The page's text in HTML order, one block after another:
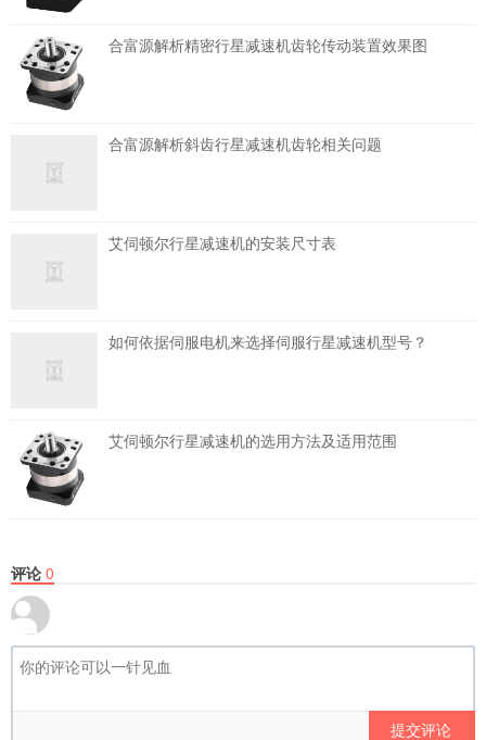
合富源解析精密行星减速机齿轮传动装置效果图
合富源解析斜齿行星减速机齿轮相关问题
艾伺顿尔行星减速机的安装尺寸表
如何依据伺服电机来选择伺服行星减速机型号？
艾伺顿尔行星减速机的选用方法及适用范围
评论 0
提交评论